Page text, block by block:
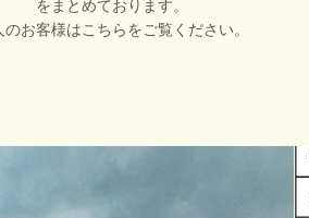
をまとめております。
のお客様はこちらをご覧ください。